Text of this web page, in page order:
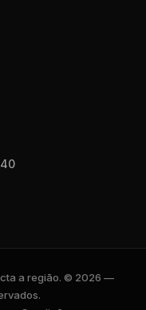
a região. © 2026 —